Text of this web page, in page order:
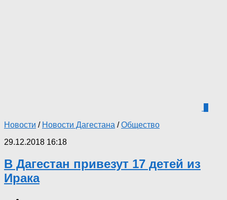
Новости / Новости Дагестана /Общество
29.12.2018 16:18
В Дагестан привезут 17 детей из
Ирака